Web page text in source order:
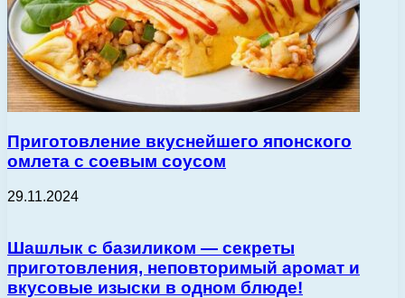
Приготовление вкуснейшего японского
омлета с соевым соусом
29.11.2024
Шашлык с базиликом — секреты
приготовления, неповторимый аромат и
вкусовые изыски в одном блюде!